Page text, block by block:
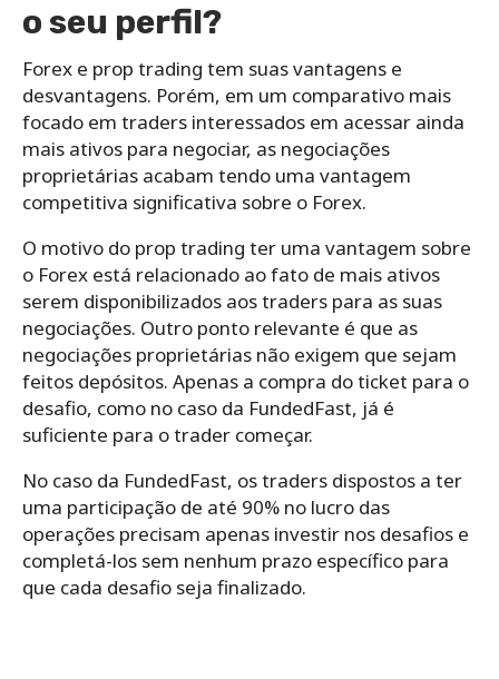
o seu perfil?
Forex e prop trading tem suas vantagens e
desvantagens. Porém, em um comparativo mais
focado em traders interessados em acessar ainda
mais ativos para negociar, as negociações
proprietárias acabam tendo uma vantagem
competitiva significativa sobre o Forex.
O motivo do prop trading ter uma vantagem sobre
o Forex está relacionado ao fato de mais ativos
serem disponibilizados aos traders para as suas
negociações. Outro ponto relevante é que as
negociações proprietárias não exigem que sejam
feitos depósitos. Apenas a compra do ticket para o
desafio, como no caso da FundedFast, já é
suficiente para o trader começar.
No caso da FundedFast, os traders dispostos a ter
uma participação de até 90% no lucro das
operações precisam apenas investir nos desafios e
completá-los sem nenhum prazo específico para
que cada desafio seja finalizado.